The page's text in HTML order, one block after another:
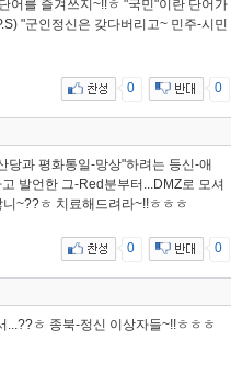
어를 즐겨쓰지~!!ㅎ "국민"이란 단어가
"군인정신은 갖다버리고~ 민주-시민
0 0
당과 평화통일-망상"하려는 등신-애
발언한 그-Red분부터...DMZ로 모셔
~??ㅎ 치료해드려라~!!ㅎㅎㅎ
0 0
ㅎ 종북-정신 이상자들~!!ㅎㅎㅎ